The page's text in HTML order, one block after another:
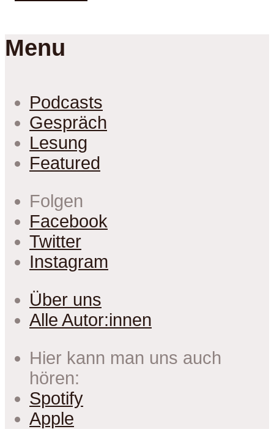
Menu
Podcasts
Gespräch
Lesung
Featured
Folgen
Facebook
Twitter
Instagram
Über uns
Alle Autor:innen
Hier kann man uns auch
hören:
Spotify
Apple